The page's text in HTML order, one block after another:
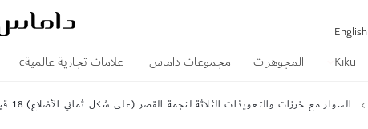
لغة
English
Kiku المجوهرات مجموعات داماس علامات تجارية عالميةc
السوار مع خرزات والتعويذات الثلاثة لنجمة القصر (على شكل ثماني الأضلاع) 18 قيراطًا بالذهب الأصفر والأبيض